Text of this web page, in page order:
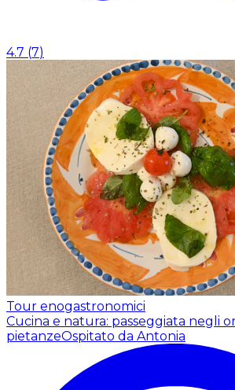
4.7 (7)
Tour enogastronomici
Cucina e natura: passeggiata negli
pietanzeOspitato da Antonia